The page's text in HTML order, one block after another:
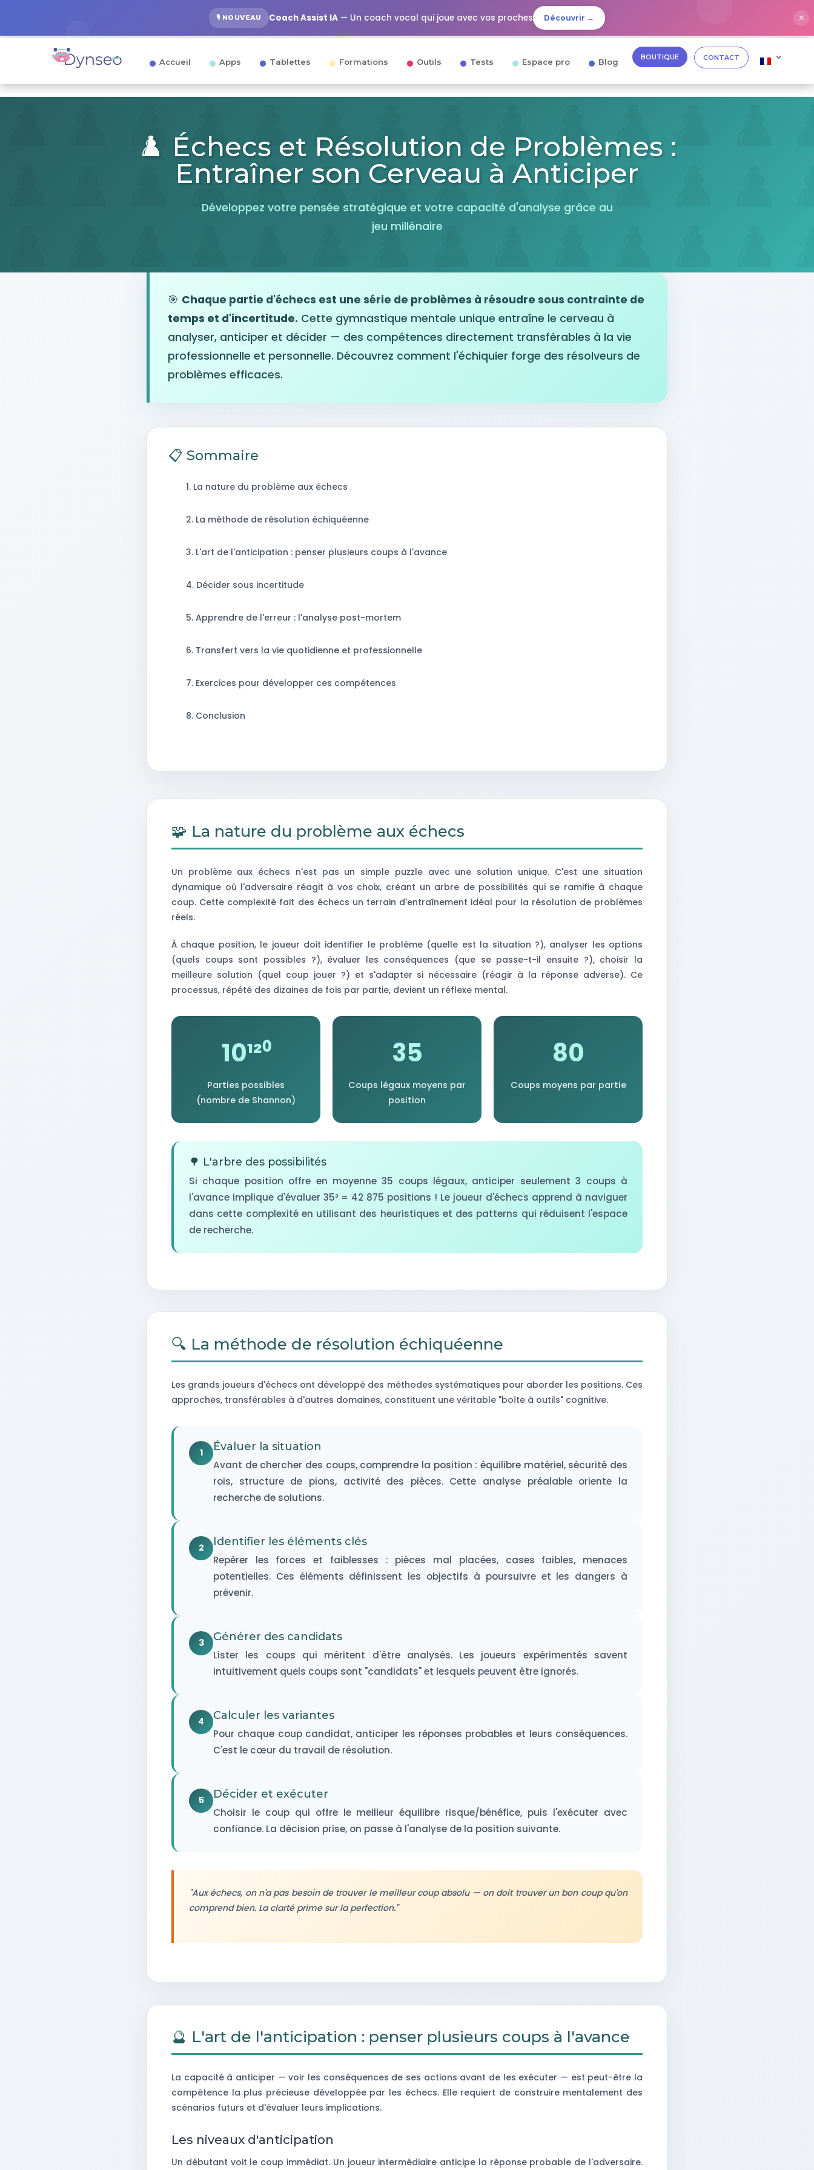
🎙️ NOUVEAU Coach Assist IA— Un coach vocal qui joue avec vos proches Découvrir → ✕
Accueil Apps Tablettes Formations Outils Tests Espace pro Blog BOUTIQUE CONTACT
♟️ Échecs et Résolution de Problèmes :
Entraîner son Cerveau à Anticiper
Développez votre pensée stratégique et votre capacité d'analyse grâce au
jeu millénaire
🎯 Chaque partie d'échecs est une série de problèmes à résoudre sous contrainte de
temps et d'incertitude. Cette gymnastique mentale unique entraîne le cerveau à
analyser, anticiper et décider — des compétences directement transférables à la vie
professionnelle et personnelle. Découvrez comment l'échiquier forge des résolveurs de
problèmes efficaces.
📋 Sommaire
1. La nature du problème aux échecs
2. La méthode de résolution échiquéenne
3. L'art de l'anticipation : penser plusieurs coups à l'avance
4. Décider sous incertitude
5. Apprendre de l'erreur : l'analyse post-mortem
6. Transfert vers la vie quotidienne et professionnelle
7. Exercices pour développer ces compétences
8. Conclusion
🧩 La nature du problème aux échecs
Un problème aux échecs n'est pas un simple puzzle avec une solution unique. C'est une situation
dynamique où l'adversaire réagit à vos choix, créant un arbre de possibilités qui se ramifie à chaque
coup. Cette complexité fait des échecs un terrain d'entraînement idéal pour la résolution de problèmes
réels.
À chaque position, le joueur doit identifier le problème (quelle est la situation ?), analyser les options
(quels coups sont possibles ?), évaluer les conséquences (que se passe-t-il ensuite ?), choisir la
meilleure solution (quel coup jouer ?) et s'adapter si nécessaire (réagir à la réponse adverse). Ce
processus, répété des dizaines de fois par partie, devient un réflexe mental.
10¹²⁰
Parties possibles
(nombre de Shannon)
35
Coups légaux moyens par
position
80
Coups moyens par partie
🌳 L'arbre des possibilités
Si chaque position offre en moyenne 35 coups légaux, anticiper seulement 3 coups à
l'avance implique d'évaluer 35³ = 42 875 positions ! Le joueur d'échecs apprend à naviguer
dans cette complexité en utilisant des heuristiques et des patterns qui réduisent l'espace
de recherche.
🔍 La méthode de résolution échiquéenne
Les grands joueurs d'échecs ont développé des méthodes systématiques pour aborder les positions. Ces
approches, transférables à d'autres domaines, constituent une véritable "boîte à outils" cognitive.
1 Évaluer la situation
Avant de chercher des coups, comprendre la position : équilibre matériel, sécurité des
rois, structure de pions, activité des pièces. Cette analyse préalable oriente la
recherche de solutions.
2 Identifier les éléments clés
Repérer les forces et faiblesses : pièces mal placées, cases faibles, menaces
potentielles. Ces éléments définissent les objectifs à poursuivre et les dangers à
prévenir.
3 Générer des candidats
Lister les coups qui méritent d'être analysés. Les joueurs expérimentés savent
intuitivement quels coups sont "candidats" et lesquels peuvent être ignorés.
4 Calculer les variantes
Pour chaque coup candidat, anticiper les réponses probables et leurs conséquences.
C'est le cœur du travail de résolution.
5 Décider et exécuter
Choisir le coup qui offre le meilleur équilibre risque/bénéfice, puis l'exécuter avec
confiance. La décision prise, on passe à l'analyse de la position suivante.
"Aux échecs, on n'a pas besoin de trouver le meilleur coup absolu — on doit trouver un bon coup qu'on
comprend bien. La clarté prime sur la perfection."
🔮 L'art de l'anticipation : penser plusieurs coups à l'avance
La capacité à anticiper — voir les conséquences de ses actions avant de les exécuter — est peut-être la
compétence la plus précieuse développée par les échecs. Elle requiert de construire mentalement des
scénarios futurs et d'évaluer leurs implications.
Les niveaux d'anticipation
Un débutant voit le coup immédiat. Un joueur intermédiaire anticipe la réponse probable de l'adversaire.